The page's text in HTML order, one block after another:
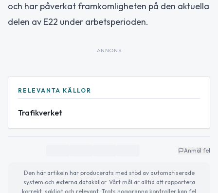
och har påverkat framkomligheten på den aktuella
delen av E22 under arbetsperioden.
ANNONS
RELEVANTA KÄLLOR
Trafikverket
Anmäl fel
Den här artikeln har producerats med stöd av automatiserade
system och externa datakällor. Vårt mål är alltid att rapportera
korrekt, sakligt och relevant. Trots noggranna kontroller kan fel